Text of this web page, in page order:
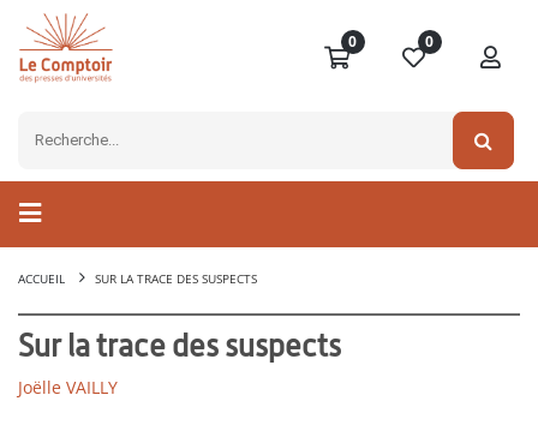
0 0
ACCUEIL SUR LA TRACE DES SUSPECTS
Sur la trace des suspects
Joëlle VAILLY